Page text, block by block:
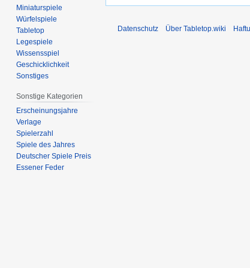
Miniaturspiele
Würfelspiele
Tabletop
Legespiele
Wissensspiel
Geschicklichkeit
Sonstiges
Sonstige Kategorien
Erscheinungsjahre
Verlage
Spielerzahl
Spiele des Jahres
Deutscher Spiele Preis
Essener Feder
Datenschutz Über Tabletop.wiki